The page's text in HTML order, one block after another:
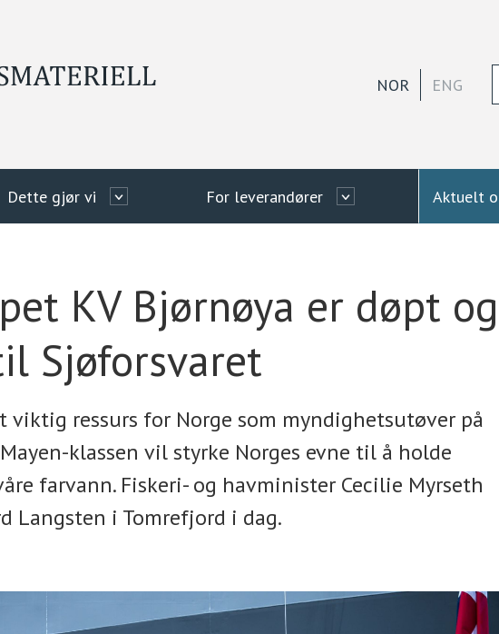
NOR ENG
Dette gjør vi For leverandører Aktuelt
KV Bjørnøya er døpt og
Sjøforsvaret
viktig ressurs for Norge som myndighetsutøver på
klassen vil styrke Norges evne til å holde
farvann. Fiskeri- og havminister Cecilie Myrseth
Langsten i Tomrefjord i dag.